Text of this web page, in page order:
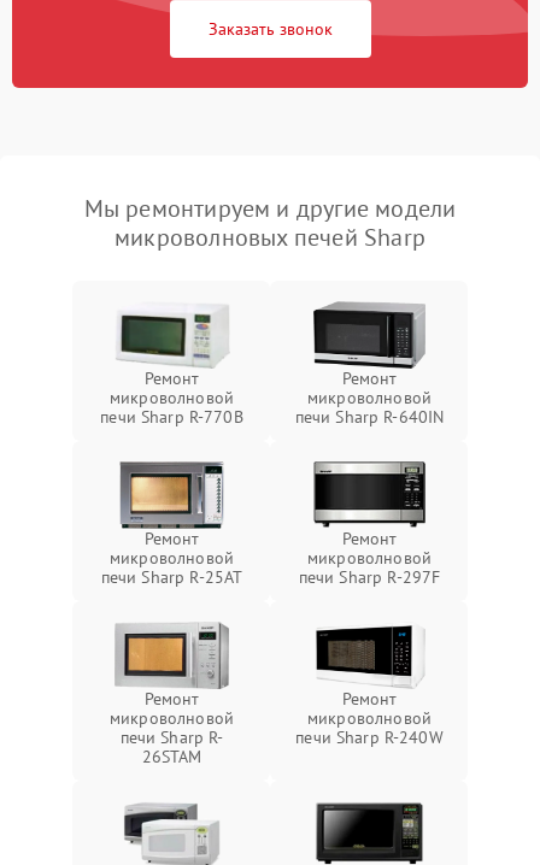
Заказать звонок
Мы ремонтируем и другие модели
микроволновых печей Sharp
Ремонт
микроволновой
печи Sharp R-770B
Ремонт
микроволновой
печи Sharp R-640IN
Ремонт
микроволновой
печи Sharp R-25AT
Ремонт
микроволновой
печи Sharp R-297F
Ремонт
микроволновой
печи Sharp R-
26STAM
Ремонт
микроволновой
печи Sharp R-240W